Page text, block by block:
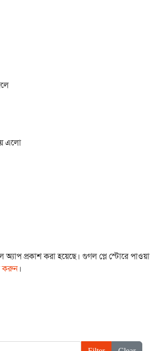
এলো
প্রকাশ করা হয়েছে। গুগল প্লে স্টোরে পাওয়া
করুন।